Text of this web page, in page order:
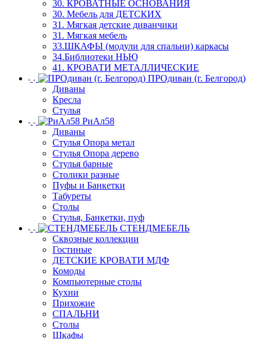
30. КРОВАТНЫЕ ОСНОВАНИЯ
30. Мебель для ДЕТСКИХ
31. Мягкая детские диванчики
31. Мягкая мебель
33.ШКАФЫ (модули для спальни) каркасы
34.Библиотеки НЬЮ
41. КРОВАТИ МЕТАЛЛИЧЕСКИЕ
ПРОдиван (г. Белгород)
Диваны
Кресла
Стулья
РиАл58
Диваны
Стулья Опора метал
Стулья Опора дерево
Стулья барные
Столики разные
Пуфы и Банкетки
Табуреты
Столы
Стулья, Банкетки, пуф
СТЕНДМЕБЕЛЬ
Сквозные коллекции
Гостиные
ДЕТСКИЕ КРОВАТИ МДФ
Комоды
Компьютерные столы
Кухни
Прихожие
СПАЛЬНИ
Столы
Шкафы